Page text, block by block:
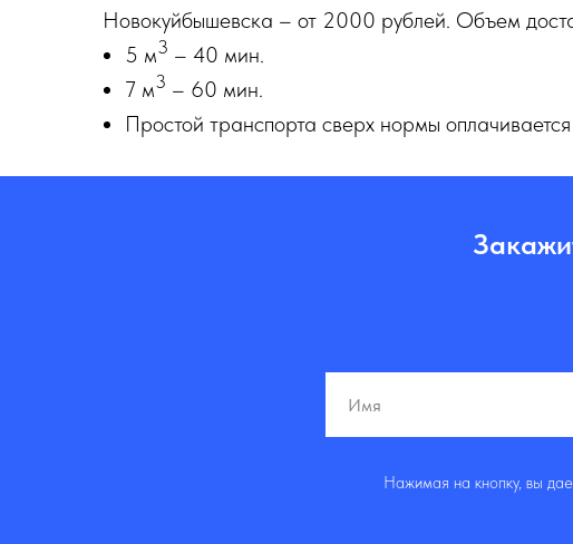
Новокуйбышевска – от 2000 рублей. Объем
5 м3 – 40 мин.
7 м3 – 60 мин.
Простой транспорта сверх нормы
Нажимая на кнопку, вы